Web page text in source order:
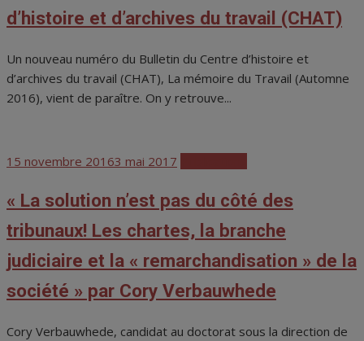
d’histoire et d’archives du travail (CHAT)
Un nouveau numéro du Bulletin du Centre d’histoire et
d’archives du travail (CHAT), La mémoire du Travail (Automne
2016), vient de paraître. On y retrouve...
Posted
15 novembre 20163 mai 2017
« La solution n’est pas du côté des
tribunaux! Les chartes, la branche
judiciaire et la « remarchandisation » de la
société » par Cory Verbauwhede
Cory Verbauwhede, candidat au doctorat sous la direction de